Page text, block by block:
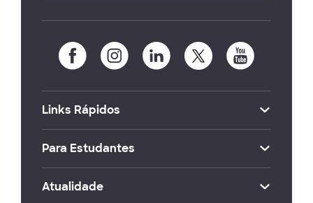
Links Rápidos
Para Estudantes
Atualidade